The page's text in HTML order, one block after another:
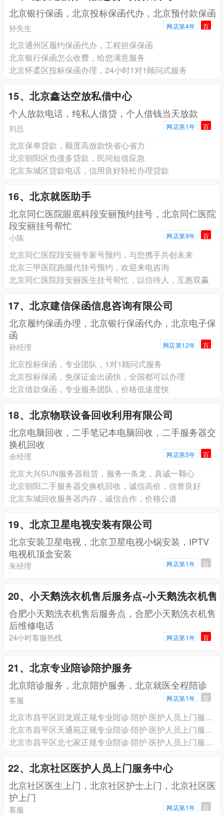
北京银行保函，北京投标保函代办，北京预付款保函
孙先生 网店第4年 百
北京通州区履约保函代办，工程担保保函
北京银行保函怎么收费，给您满意服务
北京怀柔区投标保函办理，24小时1对1顾问式服务
15、北京鑫达空放私借中心
个人放款电话，纯私人借贷，个人借钱当天放款
刘总 网店第1年 百
北京保单贷款，额度高放款快省心省力
北京朝阳区负债多贷款，民间短借应急
北京东城区贷款电话，信用良好轻松办理贷款
16、北京就医助手
北京同仁医院眼底科段安丽预约挂号，北京同仁医院
段安丽挂号帮忙
小陈 网店第9年 百
北京同仁医院段安丽专家号预约，与您携手共创未来
北京三甲医院跑腿代挂号预约，欢迎来电咨询
北京同仁医院段安丽医生挂号帮忙，以信待人，互惠双赢
17、北京建信保函信息咨询有限公司
北京履约保函办理，北京银行保函代办，北京电子保
函
孙经理 网店第12年 百
北京投标保函，专业团队，1对1顾问式服务
北京投标保函，免保证金出函快，全国都可以办理
北京‌借款保函，专业服务团队，价格低速度快
18、北京物联设备回收利用有限公司
北京电脑回收，二手笔记本电脑回收，二手服务器交
换机回收
余经理 网店第5年 百
北京大兴SUN服务器租赁，服务一条龙，真诚一颗心
北京朝阳二手服务器交换机回收，诚信高价，信誉良好
北京东城回收服务器内存，诚信合作，价格公道
19、北京卫星电视安装有限公司
北京安装卫星电视，北京卫星电视小锅安装，IPTV
电视机顶盒安装
朱经理 网店第1年 百
20、小天鹅洗衣机售后服务点-小天鹅洗衣机售
合肥小天鹅洗衣机售后服务点，合肥小天鹅洗衣机售
后维修电话
24小时客服热线 网店第1年 百
21、北京专业陪诊陪护服务
北京陪诊服务，北京陪护服务，北京就医全程陪诊
客服 网店第1年 百
北京市昌平区回龙观正规专业陪诊·陪护·医护人员上门服务·跨省长途救护车转运一站式服务电话预约
北京市昌平区天通苑正规专业陪诊·陪护·医护人员上门服务·跨省长途救护车转运一站式服务电话预约
北京市昌平区北七家正规专业陪诊·陪护·医护人员上门服务·跨省长途救护车转运一站式服务电话预约
22、北京社区医护人员上门服务中心
北京社区医生上门，北京社区护士上门，北京社区医
护上门
客服 网店第1年 百